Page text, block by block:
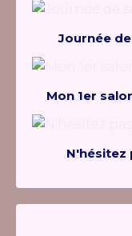
Journée
Mon 1er
N'hésitez